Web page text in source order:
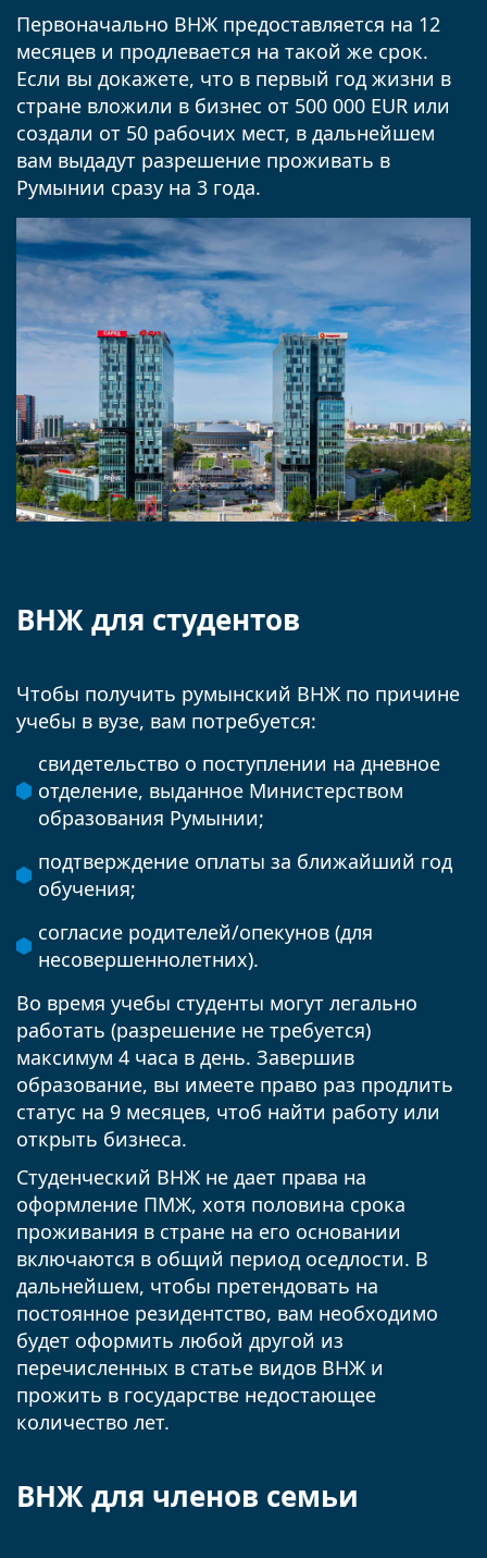
Первоначально ВНЖ предоставляется на 12
месяцев и продлевается на такой же срок.
Если вы докажете, что в первый год жизни в
стране вложили в бизнес от 500 000 EUR или
создали от 50 рабочих мест, в дальнейшем
вам выдадут разрешение проживать в
Румынии сразу на 3 года.
ВНЖ для студентов
Чтобы получить румынский ВНЖ по причине
учебы в вузе, вам потребуется:
свидетельство о поступлении на дневное
отделение, выданное Министерством
образования Румынии;
подтверждение оплаты за ближайший год
обучения;
согласие родителей/опекунов (для
несовершеннолетних).
Во время учебы студенты могут легально
работать (разрешение не требуется)
максимум 4 часа в день. Завершив
образование, вы имеете право раз продлить
статус на 9 месяцев, чтоб найти работу или
открыть бизнеса.
Студенческий ВНЖ не дает права на
оформление ПМЖ, хотя половина срока
проживания в стране на его основании
включаются в общий период оседлости. В
дальнейшем, чтобы претендовать на
постоянное резидентство, вам необходимо
будет оформить любой другой из
перечисленных в статье видов ВНЖ и
прожить в государстве недостающее
количество лет.
ВНЖ для членов семьи